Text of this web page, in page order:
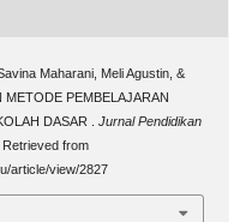
Maharani, Meli Agustin, &
PEMBELAJARAN
DASAR . Jurnal Pendidikan
from
article/view/2827